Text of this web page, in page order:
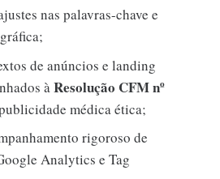
nas palavras-chave e
de anúncios e landing
àResolução CFM nº
médica ética;
rigoroso de
Analytics e Tag